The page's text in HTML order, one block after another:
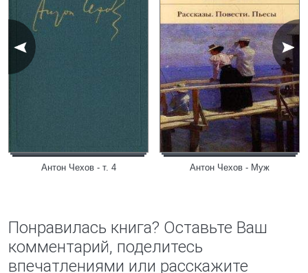
Антон Чехов - т. 4 Антон Чехов - Муж
Понравилась книга? Оставьте Ваш
комментарий, поделитесь
впечатлениями или расскажите